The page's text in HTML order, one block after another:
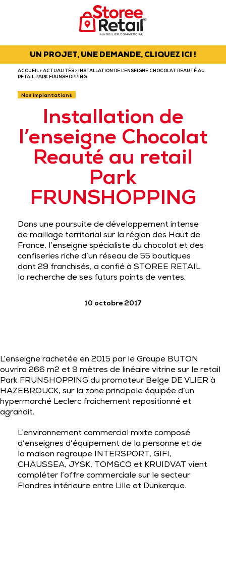
UN PROJET, UNE DEMANDE, CLIQUEZ ICI !
ACCUEIL> ACTUALITÉS > INSTALLATION DE L’ENSEIGNE CHOCOLAT REAUTÉ AU
RETAIL PARK FRUNSHOPPING
Nos implantations
Installation de
l’enseigne Chocolat
Reauté au retail
Park
FRUNSHOPPING
Dans une poursuite de développement intense
de maillage territorial sur la région des Haut de
France, l’enseigne spécialiste du chocolat et des
confiseries riche d’un réseau de 55 boutiques
dont 29 franchisés, a confié à STOREE RETAIL
la recherche de ses futurs points de ventes.
10 octobre 2017
L’enseigne rachetée en 2015 par le Groupe BUTON
ouvrira 266 m2 et 9 mètres de linéaire vitrine sur le retail
Park FRUNSHOPPING du promoteur Belge DE VLIER à
HAZEBROUCK, sur la zone principale équipée d’un
hypermarché Leclerc fraichement repositionné et
agrandit.
L’environnement commercial mixte composé
d’enseignes d’équipement de la personne et de
la maison regroupe INTERSPORT, GIFI,
CHAUSSEA, JYSK, TOM&CO et KRUIDVAT vient
compléter l’offre commerciale sur le secteur
Flandres intérieure entre Lille et Dunkerque.